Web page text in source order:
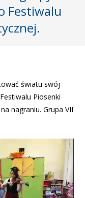
Festiwalu
światu swój
Piosenki
nagraniu. Grupa VII